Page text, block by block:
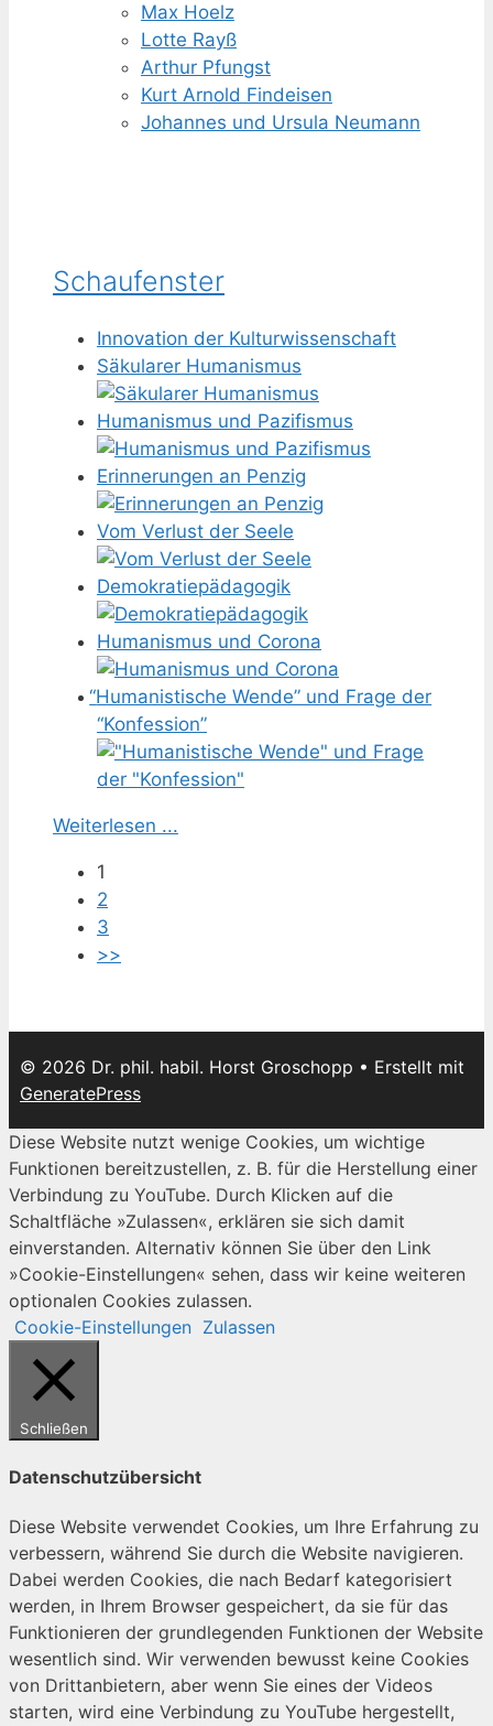
Max Hoelz
Lotte Rayß
Arthur Pfungst
Kurt Arnold Findeisen
Johannes und Ursula Neumann
Schaufenster
Innovation der Kulturwissenschaft
Säkularer Humanismus
Humanismus und Pazifismus
Erinnerungen an Penzig
Vom Verlust der Seele
Demokratiepädagogik
Humanismus und Corona
“Humanistische Wende” und Frage der
“Konfession”
Weiterlesen ...
1
2
3
>>
© 2026 Dr. phil. habil. Horst Groschopp • Erstellt mit
GeneratePress
Diese Website nutzt wenige Cookies, um wichtige
Funktionen bereitzustellen, z. B. für die Herstellung einer
Verbindung zu YouTube. Durch Klicken auf die
Schaltfläche »Zulassen«, erklären sie sich damit
einverstanden. Alternativ können Sie über den Link
»Cookie-Einstellungen« sehen, dass wir keine weiteren
optionalen Cookies zulassen.
Cookie-Einstellungen Zulassen
Schließen
Datenschutzübersicht
Diese Website verwendet Cookies, um Ihre Erfahrung zu
verbessern, während Sie durch die Website navigieren.
Dabei werden Cookies, die nach Bedarf kategorisiert
werden, in Ihrem Browser gespeichert, da sie für das
Funktionieren der grundlegenden Funktionen der Website
wesentlich sind. Wir verwenden bewusst keine Cookies
von Drittanbietern, aber wenn Sie eines der Videos
starten, wird eine Verbindung zu YouTube hergestellt,